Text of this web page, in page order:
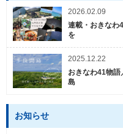
2026.02.09
連載・おきなわ
を
2025.12.22
おきなわ41物語
島
お知らせ